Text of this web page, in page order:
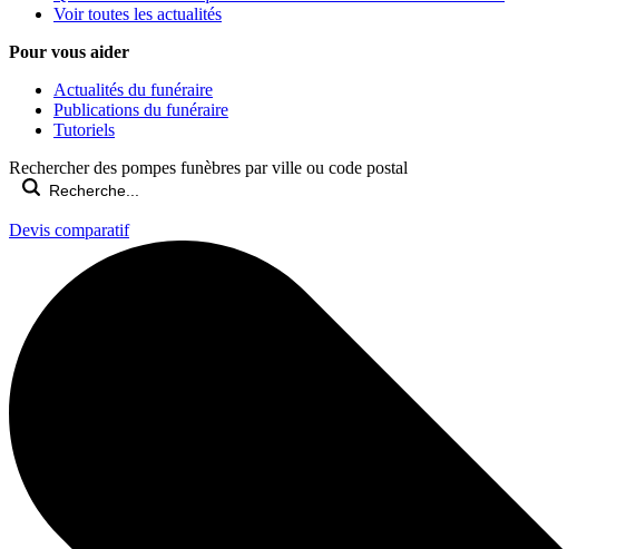
Voir toutes les actualités
Pour vous aider
Actualités du funéraire
Publications du funéraire
Tutoriels
Rechercher des pompes funèbres par ville ou code postal
Devis comparatif